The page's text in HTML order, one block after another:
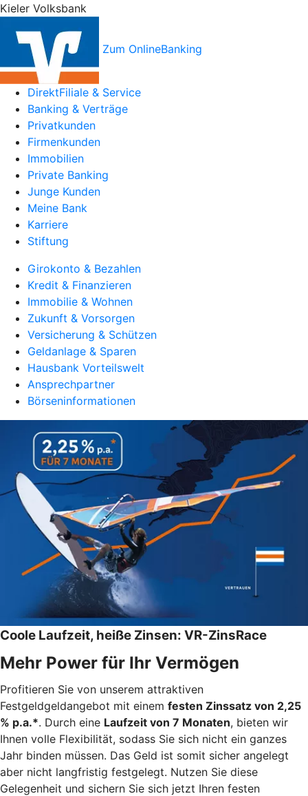
Kieler Volksbank
Zum OnlineBanking
DirektFiliale & Service
Banking & Verträge
Privatkunden
Firmenkunden
Immobilien
Private Banking
Junge Kunden
Meine Bank
Karriere
Stiftung
Girokonto & Bezahlen
Kredit & Finanzieren
Immobilie & Wohnen
Zukunft & Vorsorgen
Versicherung & Schützen
Geldanlage & Sparen
Hausbank Vorteilswelt
Ansprechpartner
Börseninformationen
Coole Laufzeit, heiße Zinsen: VR-ZinsRace
Mehr Power für Ihr Vermögen
Profitieren Sie von unserem attraktiven
Festgeldgeldangebot mit einem festen Zinssatz von 2,25
% p.a.*. Durch eine Laufzeit von 7 Monaten, bieten wir
Ihnen volle Flexibilität, sodass Sie sich nicht ein ganzes
Jahr binden müssen. Das Geld ist somit sicher angelegt
aber nicht langfristig festgelegt. Nutzen Sie diese
Gelegenheit und sichern Sie sich jetzt Ihren festen